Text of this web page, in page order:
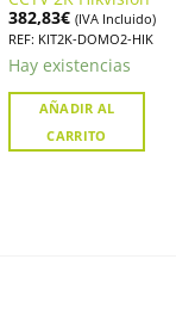
382,83€ (IVA Incluido)
REF: KIT2K-DOMO2-HIK
Hay existencias
AÑADIR AL
CARRITO